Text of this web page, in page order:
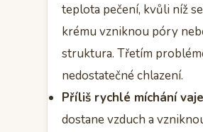
teplota pečení, kvůli níž
krému vzniknou póry
struktura. Třetím
nedostatečné chlazení.
Příliš rychlé míchání
dostane vzduch a